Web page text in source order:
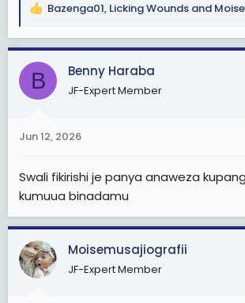
R
a
c
i
s
Bazenga01, Licking Wounds and
B Benny Haraba
JF-Expert Member
Jun 12, 2026
Swali fikirishi je panya anaweza
kumuua binadamu
Moisemusajiografii
JF-Expert Member